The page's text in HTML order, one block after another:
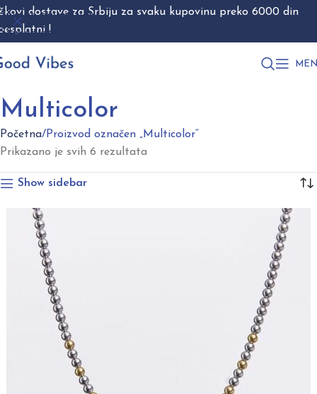
Skip to navigation
Skip to main content
Multicolor
Početna Proizvod označen „Multicolor“
Prikazano je svih 6 rezultata
Show sidebar
dostave za Srbiju za svaku kupovinu preko 6000 din
!